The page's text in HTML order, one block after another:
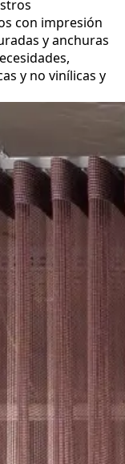
con impresión
y anchuras
y no vinílicas y